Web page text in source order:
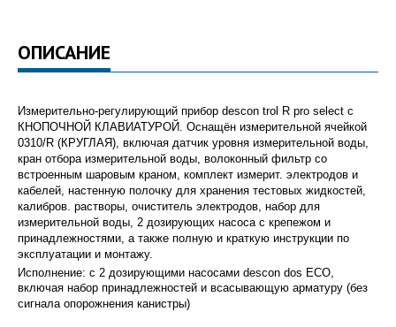
ОПИСАНИЕ
Измерительно-регулирующий прибор descon trol R pro select с
КНОПОЧНОЙ КЛАВИАТУРОЙ. Оснащён измерительной ячейкой
0310/R (КРУГЛАЯ), включая датчик уровня измерительной воды,
кран отбора измерительной воды, волоконный фильтр со
встроенным шаровым краном, комплект измерит. электродов и
кабелей, настенную полочку для хранения тестовых жидкостей,
калибров. растворы, очиститель электродов, набор для
измерительной воды, 2 дозирующих насоса с крепежом и
принадлежностями, а также полную и краткую инструкции по
эксплуатации и монтажу.
Исполнение: с 2 дозирующими насосами descon dos ECO,
включая набор принадлежностей и всасывающую арматуру (без
сигнала опорожнения канистры)